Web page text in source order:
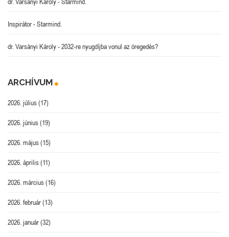
Inspirátor-Starmind.
dr. Varsányi Károly-2032-re nyugdíjba vonul az öregedés?
ARCHÍVUM
2026. július(17)
2026. június(19)
2026. május(15)
2026. április(11)
2026. március(16)
2026. február(13)
2026. január(32)